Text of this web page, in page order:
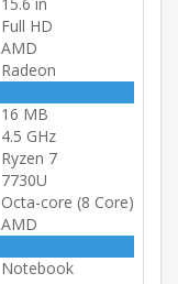
Full HD
AMD
Radeon
16 MB
4.5 GHz
Ryzen 7
7730U
Octa-core (8 Core)
AMD
Notebook